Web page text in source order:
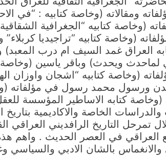
ومقالاته (وخاصة كتابيه : “في
(وخاصة كتابيه “الجغرافية
(وخاصة كتابيه “تراجيديا
العراق غمد السيف ام درب
ويحدث) وباقر ياسين (وخاصة
(وخاصة كتابيه “اشجان واوزان
ورسول محمد رسول في مؤلفاته
كتابه الاساطير المؤسسة
الخاصة والاكاديمية
تمرحل التاريخ الرافديني
العراقي في العصر الحديث . واهم
والانغماس بالشان الادبي